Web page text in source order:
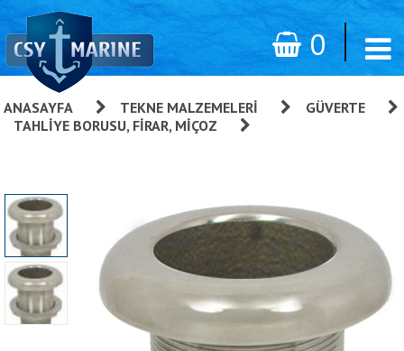
0
ANASAYFA TEKNE MALZEMELERI
GÜVERTE
TAHLIYE BORUSU, FIRAR, MIÇOZ